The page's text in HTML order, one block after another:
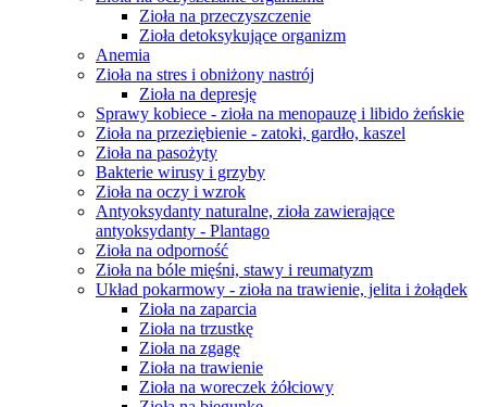
Zioła na przeczyszczenie
Zioła detoksykujące organizm
Anemia
Zioła na stres i obniżony nastrój
Zioła na depresję
Sprawy kobiece - zioła na menopauzę i libido żeńskie
Zioła na przeziębienie - zatoki, gardło, kaszel
Zioła na pasożyty
Bakterie wirusy i grzyby
Zioła na oczy i wzrok
Antyoksydanty naturalne, zioła zawierające
antyoksydanty - Plantago
Zioła na odporność
Zioła na bóle mięśni, stawy i reumatyzm
Układ pokarmowy - zioła na trawienie, jelita i żołądek
Zioła na zaparcia
Zioła na trzustkę
Zioła na zgagę
Zioła na trawienie
Zioła na woreczek żółciowy